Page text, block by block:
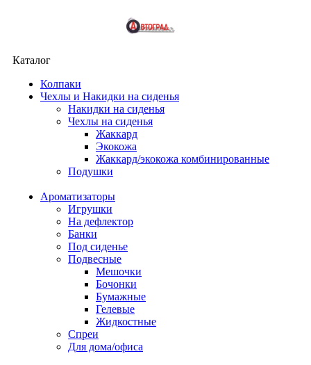
Каталог
Колпаки
Чехлы и Накидки на сиденья
Накидки на сиденья
Чехлы на сиденья
Жаккард
Экокожа
Жаккард/экокожа комбинированные
Подушки
Ароматизаторы
Игрушки
На дефлектор
Банки
Под сиденье
Подвесные
Мешочки
Бочонки
Бумажные
Гелевые
Жидкостные
Спреи
Для дома/офиса